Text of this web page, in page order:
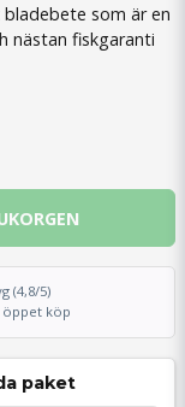
som är en
nästan fiskgaranti
(4,8/5)
öppet köp
paket